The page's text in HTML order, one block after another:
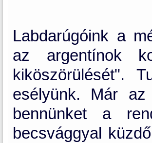
Labdarúgóink a
az argentínok
kiköszörülését".
esélyünk. Már az
bennünket a
becsvággyal